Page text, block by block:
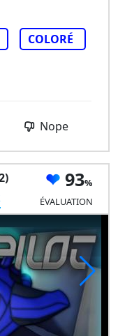
COLORÉ
Nope
93
ÉVALUATION
Vacuum Pilot